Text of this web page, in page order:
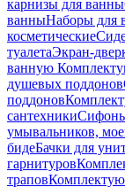
карнизы для ванны
ванныНаборы для
косметические
туалетаЭкран-
ванную
душевых поддонов
поддонов
сантехники
умывальников,
бидеБачки для
гарнитуров
трапов